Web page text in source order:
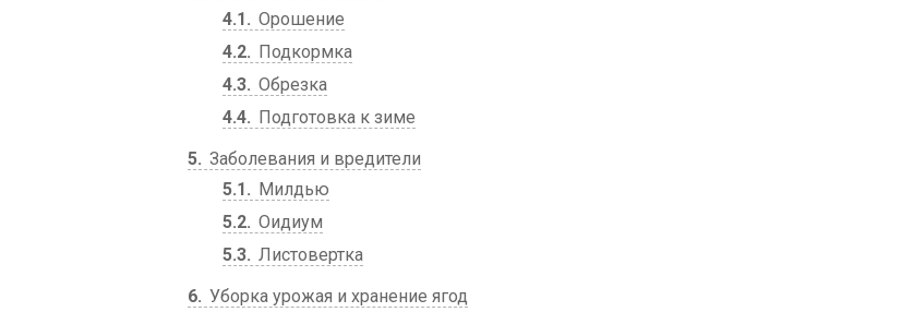
4.1
Орошение
4.2
Подкормка
4.3 Обрезка
4.4
Подготовка к зиме
5 Заболевания и вредители
5.1
Милдью
5.2 Оидиум
5.3 Листовертка
6 Уборка урожая и хранение ягод